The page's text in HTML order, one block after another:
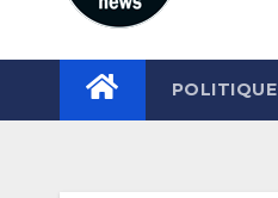
POLITIQUE